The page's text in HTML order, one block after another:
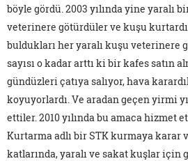
böyle gördü. 2003 yılında yine yaralı
veterinere götürdüler ve kuşu
buldukları her yaralı kuşu veterinere
sayısı o kadar arttı ki bir kafes satın
gündüzleri çatıya salıyor, hava
koyuyorlardı. Ve aradan geçen yirmi
ettiler. 2010 yılında bu amaca hizmet
Kurtarma adlı bir STK kurmaya karar
katlarında, yaralı ve sakat kuşlar